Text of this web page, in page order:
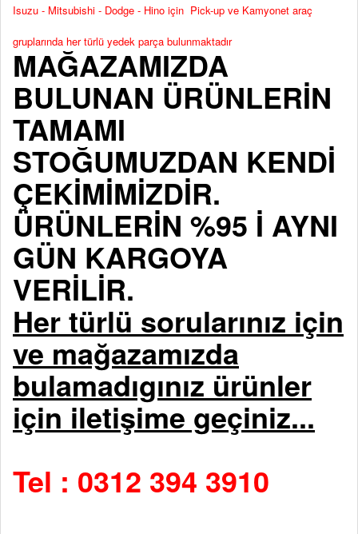
Isuzu - Mitsubishi - Dodge - Hino için Pick-up ve Kamyonet araç
gruplarında her türlü yedek parça bulunmaktadır
MAĞAZAMIZDA
BULUNAN ÜRÜNLERİN
TAMAMI
STOĞUMUZDAN KENDİ
ÇEKİMİMİZDİR.
ÜRÜNLERİN %95 İ AYNI
GÜN KARGOYA
VERİLİR.
Her türlü sorularınız için
ve mağazamızda
bulamadıgınız ürünler
için iletişime geçiniz...
Tel : 0312 394 3910